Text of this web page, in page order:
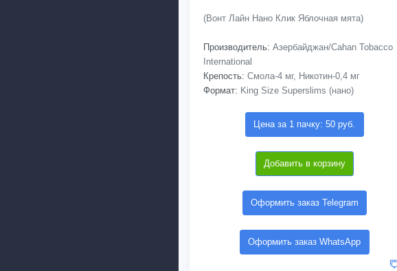
(Вонт Лайн Нано Клик Яблочная мята)
Производитель: Азербайджан/Cahan Tobacco
International
Крепость: Смола-4 мг, Никотин-0,4 мг
Формат: King Size Superslims (нано)
Цена за 1 пачку: 50 руб.
Добавить в корзину
Оформить заказ Telegram
Оформить заказ WhatsApp